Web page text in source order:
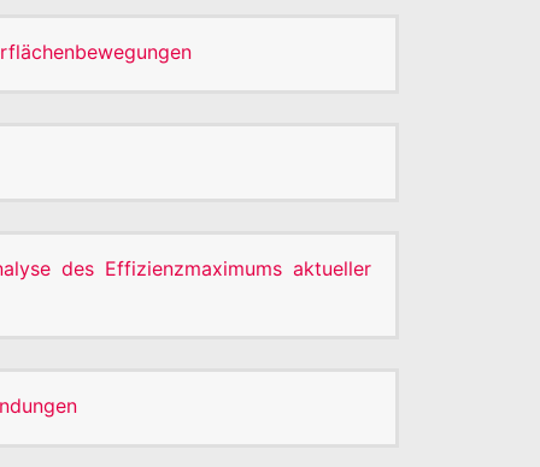
des Effizienzmaximums aktueller